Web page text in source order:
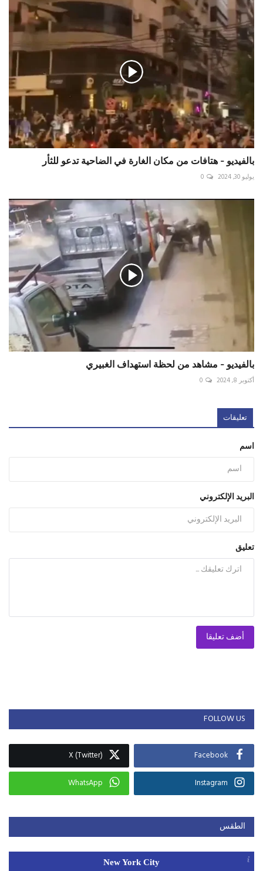
بالفيديو - هتافات من مكان الغارة في الضاحية تدعو للثأر
يوليو 30, 2024 0
بالفيديو - مشاهد من لحظة استهداف الغبيري
أكتوبر 8, 2024 0
تعليقات
اسم
البريد الإلكتروني
تعليق
أضف تعليقا
FOLLOW US
Facebook
X (Twitter)
Instagram
WhatsApp
الطقس
New York City